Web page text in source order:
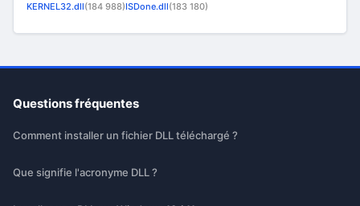
KERNEL32.dll(184 988)ISDone.dll(183 180)
Questions fréquentes
Comment installer un fichier DLL téléchargé ?
Que signifie l'acronyme DLL ?